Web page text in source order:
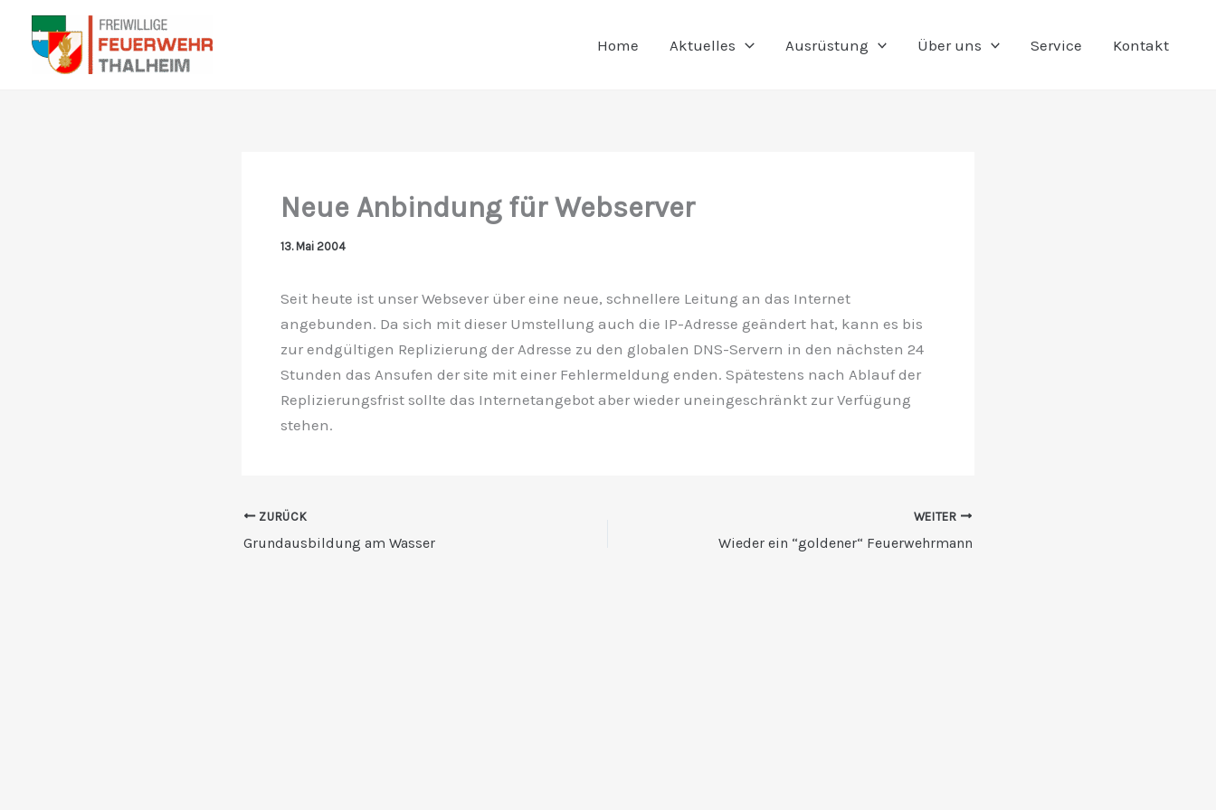
Zum
Inhalt
springen
Home Aktuelles Ausrüstung Über uns Service Kontakt
Neue Anbindung für Webserver
13. Mai 2004
Seit heute ist unser Websever über eine neue, schnellere Leitung an das Internet
angebunden. Da sich mit dieser Umstellung auch die IP-Adresse geändert hat, kann es bis
zur endgültigen Replizierung der Adresse zu den globalen DNS-Servern in den nächsten 24
Stunden das Ansufen der site mit einer Fehlermeldung enden. Spätestens nach Ablauf der
Replizierungsfrist sollte das Internetangebot aber wieder uneingeschränkt zur Verfügung
stehen.
ZURÜCK
Grundausbildung am Wasser
WEITER
Wieder ein “goldener“ Feuerwehrmann